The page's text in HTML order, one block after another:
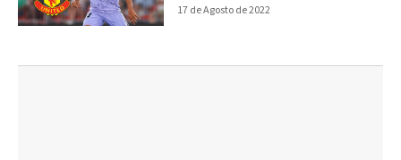
17 de Agosto de 2022